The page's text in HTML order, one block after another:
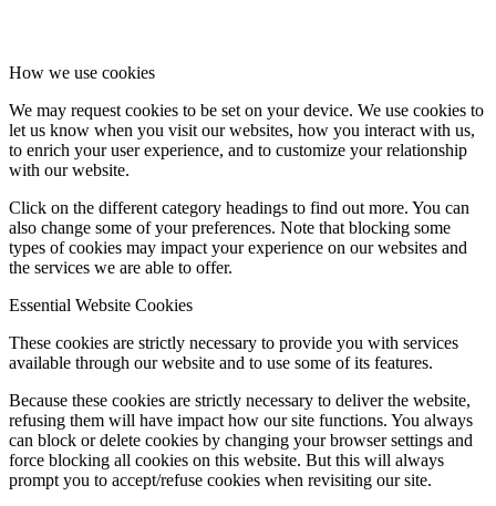
How we use cookies
We may request cookies to be set on your device. We use cookies to
let us know when you visit our websites, how you interact with us,
to enrich your user experience, and to customize your relationship
with our website.
Click on the different category headings to find out more. You can
also change some of your preferences. Note that blocking some
types of cookies may impact your experience on our websites and
the services we are able to offer.
Essential Website Cookies
These cookies are strictly necessary to provide you with services
available through our website and to use some of its features.
Because these cookies are strictly necessary to deliver the website,
refusing them will have impact how our site functions. You always
can block or delete cookies by changing your browser settings and
force blocking all cookies on this website. But this will always
prompt you to accept/refuse cookies when revisiting our site.